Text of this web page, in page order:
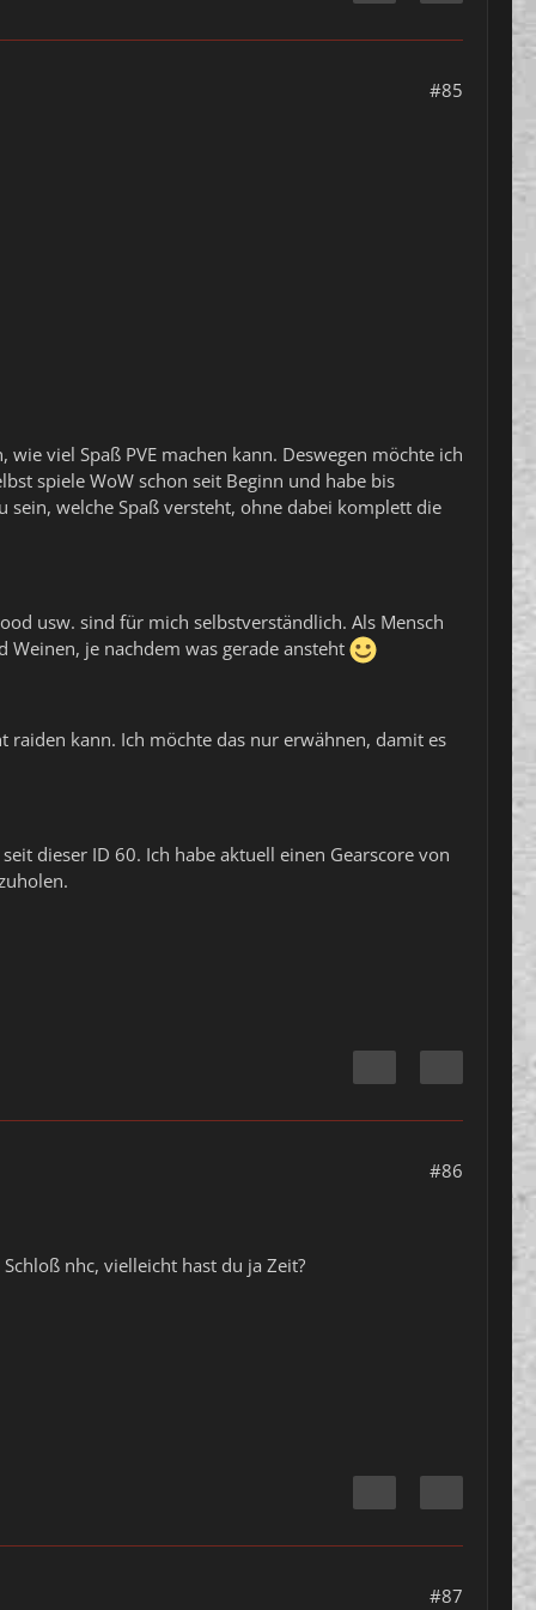
#85
viel Spaß PVE machen kann. Deswegen möchte ich
spiele WoW schon seit Beginn und habe bis
welche Spaß versteht, ohne dabei komplett die
usw. sind für mich selbstverständlich. Als Mensch
je nachdem was gerade ansteht
raiden kann. Ich möchte das nur erwähnen, damit es
dieser ID 60. Ich habe aktuell einen Gearscore von
#86
nhc, vielleicht hast du ja Zeit?
#87